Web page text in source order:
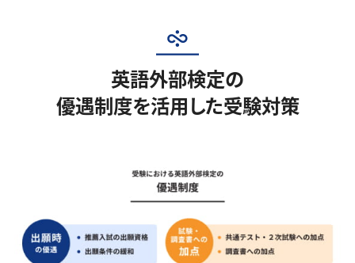
英語外部検定の
優遇制度を活用した受験対策